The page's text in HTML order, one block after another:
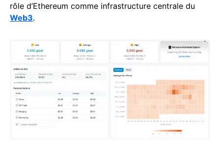
rôle d’Ethereum comme infrastructure centrale du
Web3.